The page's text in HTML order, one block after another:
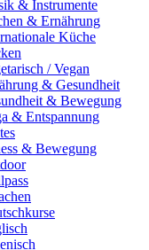
& Instrumente
& Ernährung
Küche
/ Vegan
& Gesundheit
& Bewegung
& Entspannung
& Bewegung